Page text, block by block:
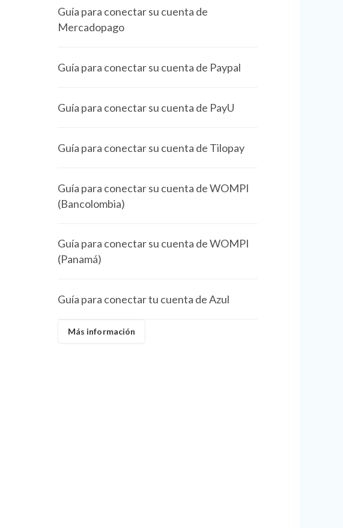
Guía para conectar su cuenta de
Mercadopago
Guía para conectar su cuenta de Paypal
Guía para conectar su cuenta de PayU
Guía para conectar su cuenta de Tilopay
Guía para conectar su cuenta de WOMPI
(Bancolombia)
Guía para conectar su cuenta de WOMPI
(Panamá)
Guía para conectar tu cuenta de Azul
Más información